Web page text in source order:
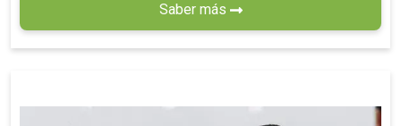
Saber más